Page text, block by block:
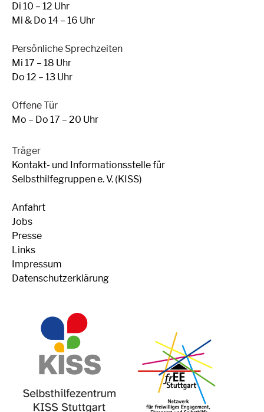
Di 10 – 12 Uhr
Mi & Do 14 – 16 Uhr
Persönliche Sprechzeiten
Mi 17 – 18 Uhr
Do 12 – 13 Uhr
Offene Tür
Mo – Do 17 – 20 Uhr
Träger
Kontakt- und Informationsstelle für
Selbsthilfegruppen e. V. (KISS)
Anfahrt
Jobs
Presse
Links
Impressum
Datenschutzerklärung